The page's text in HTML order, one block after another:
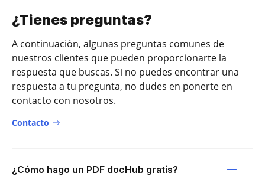
¿Tienes preguntas?
A continuación, algunas preguntas comunes de
nuestros clientes que pueden proporcionarte la
respuesta que buscas. Si no puedes encontrar una
respuesta a tu pregunta, no dudes en ponerte en
contacto con nosotros.
Contacto
¿Cómo hago un PDF docHub gratis?